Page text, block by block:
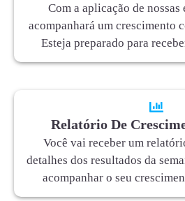
Com a aplicação de nossas
acompanhará um crescimento
Esteja preparado para
Relatório De
Você vai receber um
detalhes dos resultados da
acompanhar o seu